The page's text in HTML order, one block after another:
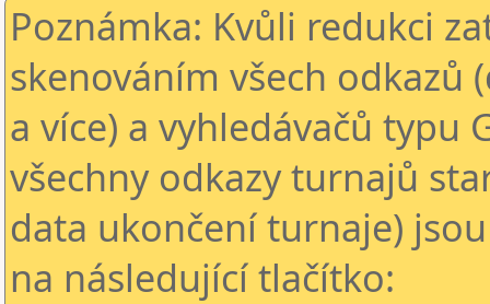
Poznámka: Kvůli redukci
skenováním všech odkazů
a více) a vyhledávačů typu
všechny odkazy turnajů
data ukončení turnaje)
na následující tlačítko: